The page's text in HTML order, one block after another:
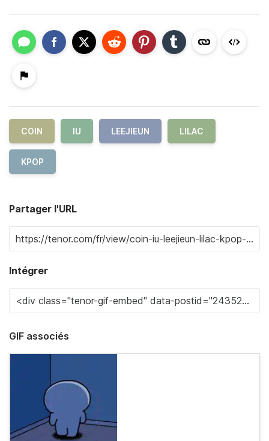
COIN IU LEEJIEUN LILAC
KPOP
Partager l'URL
Intégrer
GIF associés